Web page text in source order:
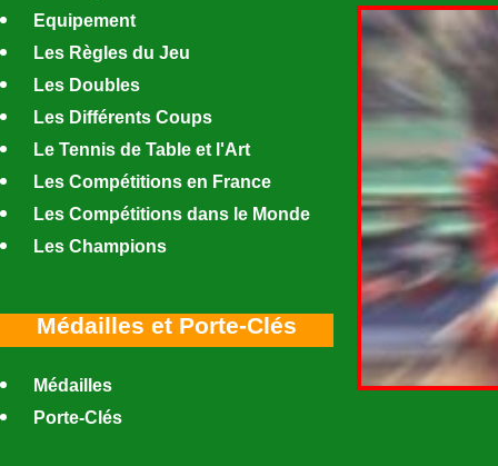
Equipement
Les Règles du Jeu
Les Doubles
Les Différents Coups
Le Tennis de Table et l'Art
Les Compétitions en France
Les Compétitions dans le Monde
Les Champions
Médailles et Porte-Clés
Médailles
Porte-Clés